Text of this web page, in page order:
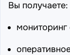
Вы получаете:
мониторинг